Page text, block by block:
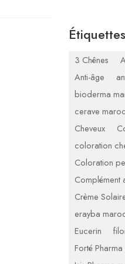
Étiquettes
3 Chênes
Anti-âge
bioderma
cerave maroc
Cheveux
coloration
Coloration
Complément
Crème
erayba
Eucerin
Forté